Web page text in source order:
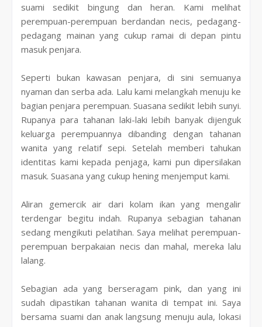
suami sedikit bingung dan heran. Kami melihat
perempuan-perempuan berdandan necis, pedagang-
pedagang mainan yang cukup ramai di depan pintu
masuk penjara.
Seperti bukan kawasan penjara, di sini semuanya
nyaman dan serba ada. Lalu kami melangkah menuju ke
bagian penjara perempuan. Suasana sedikit lebih sunyi.
Rupanya para tahanan laki-laki lebih banyak dijenguk
keluarga perempuannya dibanding dengan tahanan
wanita yang relatif sepi. Setelah memberi tahukan
identitas kami kepada penjaga, kami pun dipersilakan
masuk. Suasana yang cukup hening menjemput kami.
Aliran gemercik air dari kolam ikan yang mengalir
terdengar begitu indah. Rupanya sebagian tahanan
sedang mengikuti pelatihan. Saya melihat perempuan-
perempuan berpakaian necis dan mahal, mereka lalu
lalang.
Sebagian ada yang berseragam pink, dan yang ini
sudah dipastikan tahanan wanita di tempat ini. Saya
bersama suami dan anak langsung menuju aula, lokasi